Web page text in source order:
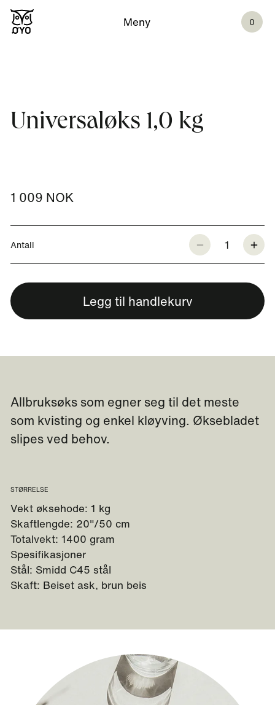
Meny 0
Universaløks 1,0 kg
1 009 NOK
Antall 1
Legg til handlekurv
Allbruksøks som egner seg til det meste
som kvisting og enkel kløyving. Øksebladet
slipes ved behov.
STØRRELSE
Vekt øksehode: 1 kg
Skaftlengde: 20"/50 cm
Totalvekt: 1400 gram
Spesifikasjoner
Stål: Smidd C45 stål
Skaft: Beiset ask, brun beis
Se film - hvordan skjefte en øks